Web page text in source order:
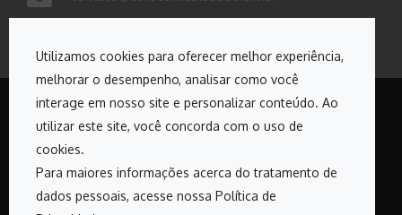
Utilizamos cookies para oferecer melhor experiência,
melhorar o desempenho, analisar como você
interage em nosso site e personalizar conteúdo. Ao
utilizar este site, você concorda com o uso de
cookies.
Para maiores informações acerca do tratamento de
dados pessoais, acesse nossa Política de
Copyrights © 2026. Todos os direitos reservados Euro
Desenvolvido por: